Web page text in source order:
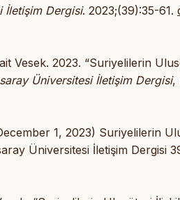
İletişim Dergisi. 2023;(39):35-61.
Vesek. 2023. “Suriyelilerin
Üniversitesi İletişim Dergisi,
1, 2023) Suriyelilerin
Üniversitesi İletişim Dergisi